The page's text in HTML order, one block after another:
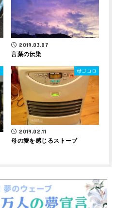
2019.03.07
言葉の伝染
母ゴコロ
2019.02.11
母の愛を感じるストーブ